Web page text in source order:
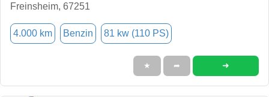
Freinsheim, 67251
4.000 km Benzin 81 kw (110 PS)
★ ➦ ➜